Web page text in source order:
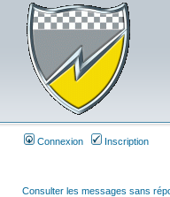
Connexion Inscription
Consulter les messages sans